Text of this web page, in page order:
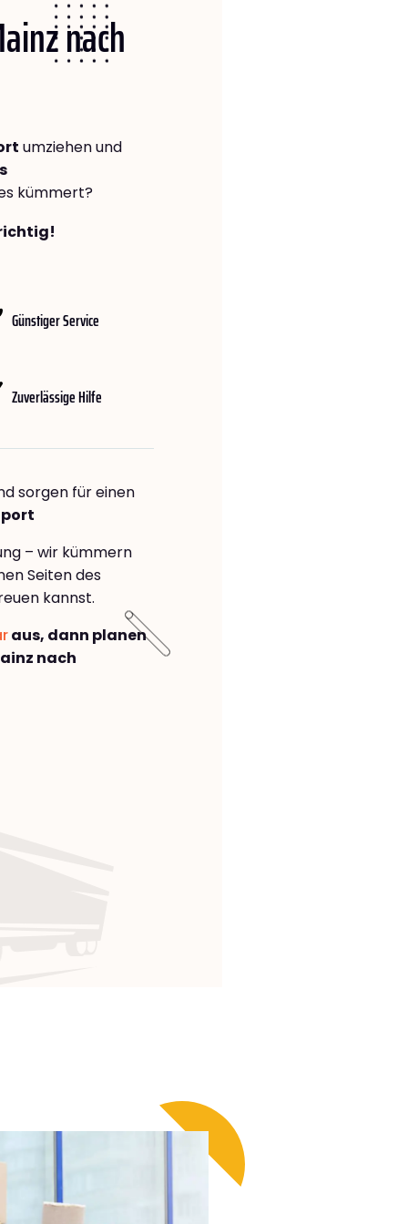
nach
umziehen und
kümmert?
Günstiger Service
Zuverlässige Hilfe
sorgen für einen
– wir kümmern
Seiten des
kannst.
aus, dann planen
nach